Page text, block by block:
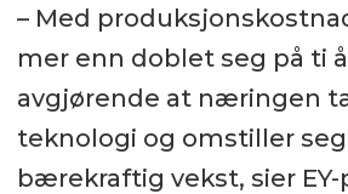
– Med
mer enn doblet seg på ti
avgjørende at næringen
teknologi og omstiller seg
bærekraftig vekst, sier